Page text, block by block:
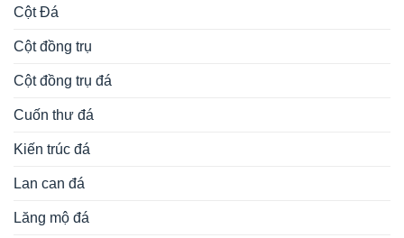
Cột Đá
Cột đồng trụ
Cột đồng trụ đá
Cuốn thư đá
Kiến trúc đá
Lan can đá
Lăng mộ đá